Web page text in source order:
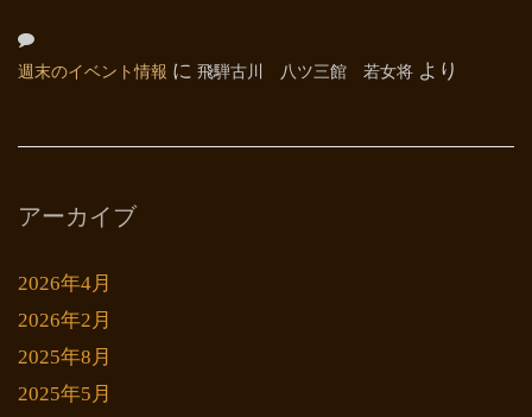
週末のイベント情報 に 飛騨古川 八ツ三館 若女将 より
アーカイブ
2026年4月
2026年2月
2025年8月
2025年5月